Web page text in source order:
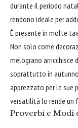
durante il periodo
rendono ideale per
È presente in molte
Non solo come
melograno arricchisce
soprattutto in
apprezzato per le sue
versatilità lo rende un
Proverbi e Modi